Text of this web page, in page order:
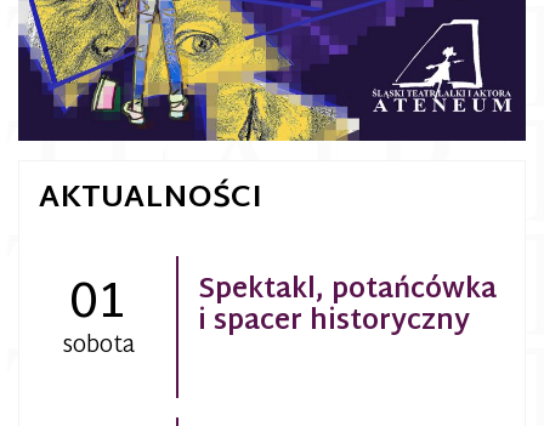
AKTUALNOŚCI
01
sobota
Spektakl, potańcówka
i spacer historyczny